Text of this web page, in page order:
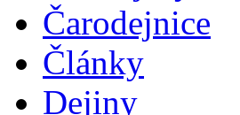
Čarodejnice
Články
Dejiny